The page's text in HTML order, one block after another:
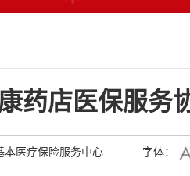
药店医保服务
医疗保险服务中心 字体：